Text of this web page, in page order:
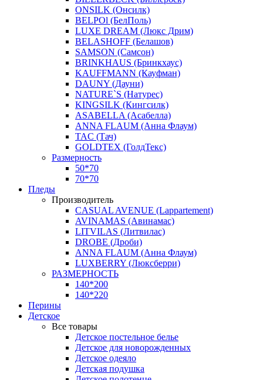
ONSILK (Онсилк)
BELPOl (БелПоль)
LUXE DREAM (Люкс Дрим)
BELASHOFF (Белашов)
SAMSON (Самсон)
BRINKHAUS (Бринкхаус)
KAUFFMANN (Кауфман)
DAUNY (Дауни)
NATURE`S (Натурес)
KINGSILK (Кингсилк)
ASABELLA (Асабелла)
ANNA FLAUM (Анна Флаум)
TAC (Тач)
GOLDTEX (ГолдТекс)
Размерность
50*70
70*70
Пледы
Производитель
CASUAL AVENUE (Lappartement)
AVINAMAS (Авинамас)
LITVILAS (Литвилас)
DROBE (Дроби)
ANNA FLAUM (Анна Флаум)
LUXBERRY (Люксберри)
РАЗМЕРНОСТЬ
140*200
140*220
Перины
Детское
Все товары
Детское постельное белье
Детское для новорожденных
Детское одеяло
Детская подушка